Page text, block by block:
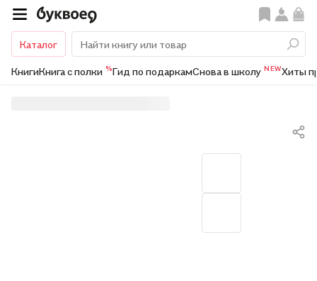
Каталог
КнигиКнига с полки %Гид по подаркамСнова в школу NEWХиты